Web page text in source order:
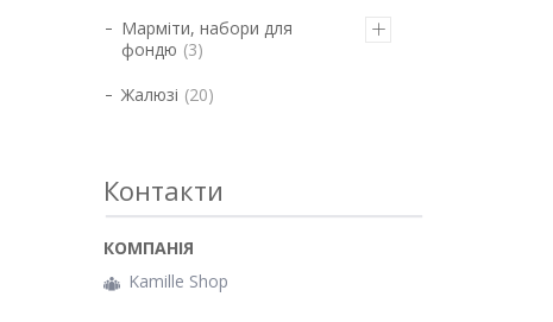
Марміти, набори для
фондю 3
Жалюзі 20
Контакти
Kamille Shop